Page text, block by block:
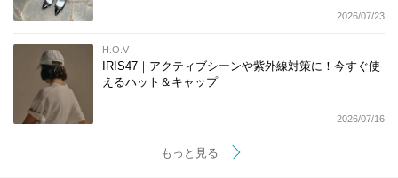
2026/07/23
H.O.V
IRIS47｜アクティブシーンや紫外線対策に！今すぐ使
えるハット＆キャップ
2026/07/16
もっと見る